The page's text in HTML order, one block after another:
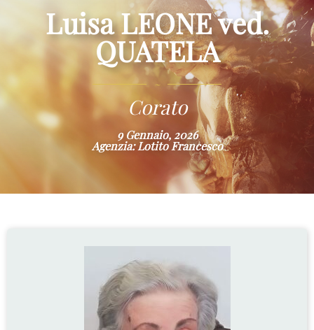
Luisa LEONE ved.
QUATELA
~
Corato
9 Gennaio, 2026
Agenzia: Lotito Francesco